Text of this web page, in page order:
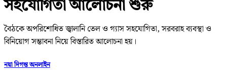
সহযোগিতা আলোচনা শুরু
বৈঠকে অপরিশোধিত জ্বালানি তেল ও গ্যাস সহযোগিতা, সরবরাহ ব্যবস্থা ও
বিনিয়োগ সম্ভাবনা নিয়ে বিস্তারিত আলোচনা হয়।
নয়া দিগন্ত অনলাইন